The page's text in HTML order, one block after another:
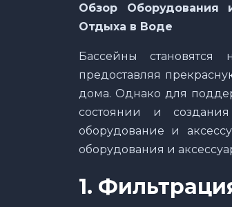
Обзор Оборудования
Отдыха в Воде
Бассейны
предоставляя
дома. Однако для
состоянии и
оборудование и
оборудования и
1.